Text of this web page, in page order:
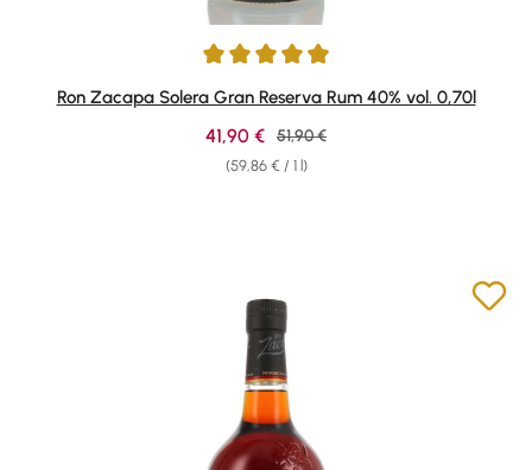
Average rating of 4.88 out of 5 stars
Ron Zacapa Solera Gran Reserva Rum 40% vol. 0,70l
(59,86 € / 1 l)
Sale price:
41,90 € Regular price:
51,90 €